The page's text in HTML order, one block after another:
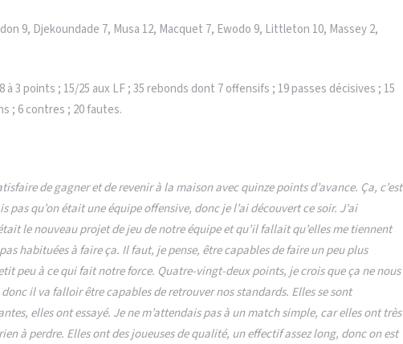
9, Djekoundade 7, Musa 12, Macquet 7, Ewodo 9, Littleton 10, Massey 2,
à 3 points ; 15/25 aux LF ; 35 rebonds dont 7 offensifs ; 19 passes décisives ; 15
; 6 contres ; 20 fautes.
de gagner et de revenir à la maison avec quinze points d’avance. Ça, c’est
pas qu’on était une équipe offensive, donc je l’ai découvert ce soir. J’ai
le nouveau projet de jeu de notre équipe et qu’il fallait qu’elles me tiennent
habituées à faire ça. Il faut, je pense, être capables de faire un peu plus
peu à ce qui fait notre force. Quatre-vingt-deux points, je crois que ça ne nous
il va falloir être capables de retrouver nos standards. Elles se sont
elles ont essayé. Je ne m’attendais pas à un match simple, car elles ont très
à perdre. Elles ont des joueuses de qualité, un effectif assez long, donc on est